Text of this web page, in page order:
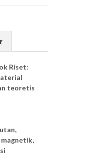
Riset:
teoretis